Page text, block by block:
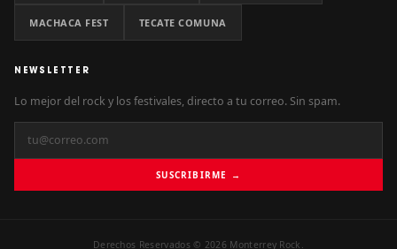
MACHACA FEST TECATE COMUNA
NEWSLETTER
Lo mejor del rock y los festivales, directo a tu correo. Sin spam.
SUSCRIBIRME →
Derechos Reservados © 2026 Monterrey Rock.